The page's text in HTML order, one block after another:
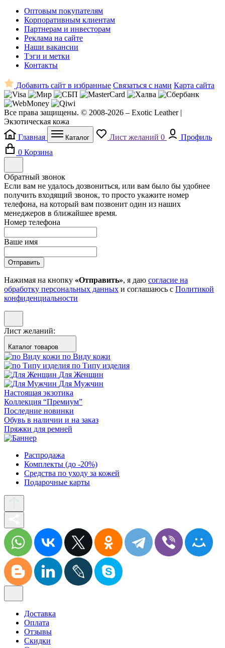
Оптовым покупателям
Корпоративным клиентам
Партнерам и инвесторам
Реклама на сайте
Наши вакансии
Тэги и метки
Контакты
Добавить сайт в избранные Связаться с нами Карта сайта
Все права защищены. © 2008-2026 – Exotic Leather |
Экзотическая кожа
Главная
Каталог Лист желаний 0
Профиль
0 Корзина
Обратный звонок
Если вам не удалось дозвониться, или вам было бы удобнее
получить входящий звонок, то просто укажите номер
телефона, на который вам позвонит один из наших
менеджеров в ближайшее время.
Номер телефона
Ваше имя
Отправить
Нажимая на кнопку «Отправить», я даю согласие на
обработку персональных данных и соглашаюсь с Политикой
конфиденциальности
Лист желаний:
Каталог товаров
по Виду кожи
по Типу изделия
Для Женщин
Для Мужчин
Настоящая экзотика
Коллекция “Премиум”
Последние новинки
Обувь в наличии и на заказ
Пряжки для ремней
Распродажа
Комплекты (до -20%)
Средства по уходу за кожей
Подарочные карты
Доставка
Оплата
Отзывы
Скидки